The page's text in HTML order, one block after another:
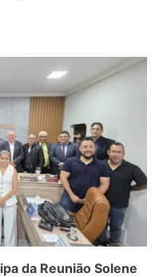
da Reunião Solene